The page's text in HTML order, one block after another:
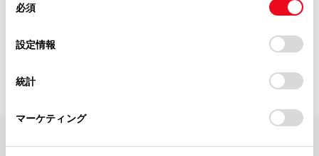
デバイスにすべてのCookie(クッキー)が保存されることに同
意したことになります。Cookie(クッキー)のオプトアウト、
設定の変更、同意を撤回したりするにあたっては、当社の
「Cookie（クッキー）情報の取り扱いについて
」をご覧くだ
必須
設定情報
統計
マーケティング
見積りシミュレーショントップへ
TOYOTAアカウント利用規約反社会的勢力に対する基本方針企業情報